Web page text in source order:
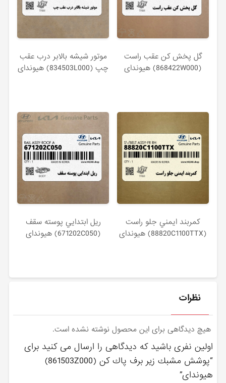
گل پخش كن عقب راست
(868422W000) هیوندای
موتور شيشه بالابر درب عقب
چپ (834503L000) هیوندای
كمربند ايمني جلو راست
(88820C1100TTX) هیوندای
ريل ابتدايي پوسته سقف
(671202C050) هیوندای
نظرات
هیچ دیدگاهی برای این محصول نوشته نشده است.
اولین نفری باشید که دیدگاهی را ارسال می کنید برای
“پوشش مشبك زير برف پاك كن (861503Z000)
هیوندای”